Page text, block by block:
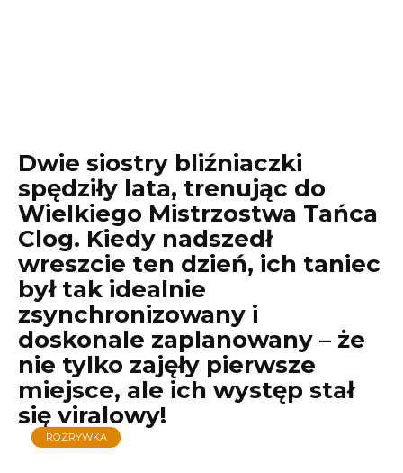
Dwie siostry bliźniaczki
spędziły lata, trenując do
Wielkiego Mistrzostwa Tańca
Clog. Kiedy nadszedł
wreszcie ten dzień, ich taniec
był tak idealnie
zsynchronizowany i
doskonale zaplanowany – że
nie tylko zajęły pierwsze
miejsce, ale ich występ stał
się viralowy!
ROZRYWKA